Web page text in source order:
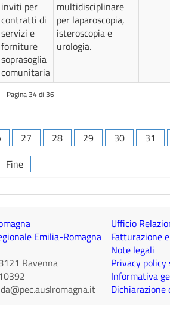
Pagina 34 di 36
27 28 29 30
31
Fine
inviti per
contratti di
servizi e
forniture
soprasoglia
comunitaria
multidisciplinare
per laparoscopia,
isteroscopia e
urologia.
Emilia-Romagna
Ravenna
Ufficio
Fatturazione
Note legali
Privacy
Informativa
Dichiarazione